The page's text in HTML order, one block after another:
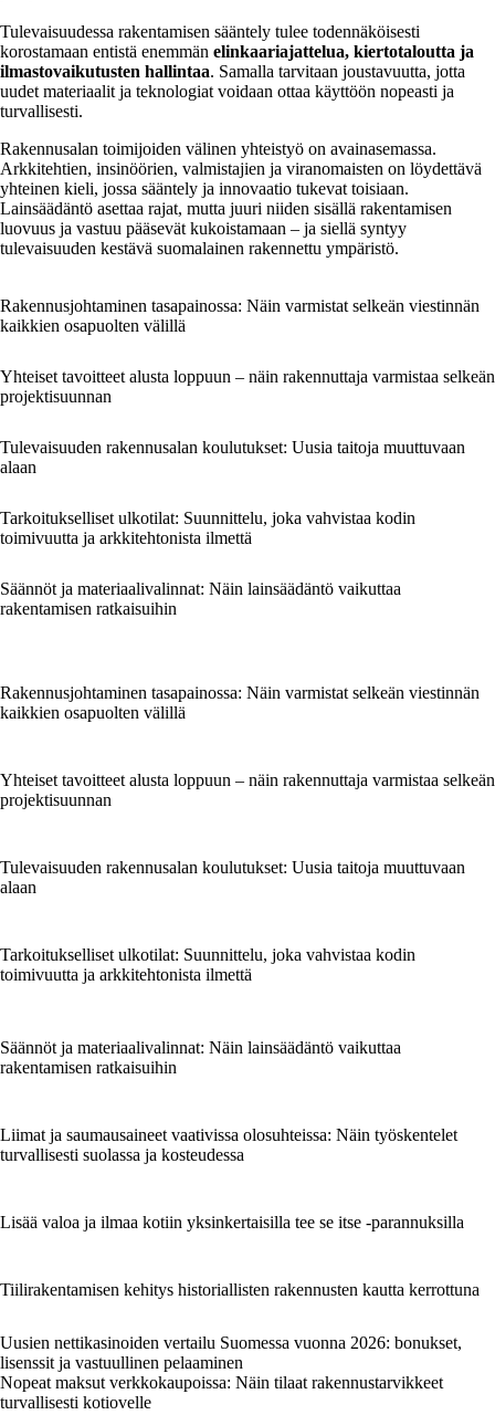
Tulevaisuudessa rakentamisen sääntely tulee todennäköisesti
korostamaan entistä enemmän elinkaariajattelua, kiertotaloutta ja
ilmastovaikutusten hallintaa. Samalla tarvitaan joustavuutta, jotta
uudet materiaalit ja teknologiat voidaan ottaa käyttöön nopeasti ja
turvallisesti.
Rakennusalan toimijoiden välinen yhteistyö on avainasemassa.
Arkkitehtien, insinöörien, valmistajien ja viranomaisten on löydettävä
yhteinen kieli, jossa sääntely ja innovaatio tukevat toisiaan.
Lainsäädäntö asettaa rajat, mutta juuri niiden sisällä rakentamisen
luovuus ja vastuu pääsevät kukoistamaan – ja siellä syntyy
tulevaisuuden kestävä suomalainen rakennettu ympäristö.
Rakennusjohtaminen tasapainossa: Näin varmistat selkeän viestinnän
kaikkien osapuolten välillä
Yhteiset tavoitteet alusta loppuun – näin rakennuttaja varmistaa selkeän
projektisuunnan
Tulevaisuuden rakennusalan koulutukset: Uusia taitoja muuttuvaan
alaan
Tarkoitukselliset ulkotilat: Suunnittelu, joka vahvistaa kodin
toimivuutta ja arkkitehtonista ilmettä
Säännöt ja materiaalivalinnat: Näin lainsäädäntö vaikuttaa
rakentamisen ratkaisuihin
Rakennusjohtaminen tasapainossa: Näin varmistat selkeän viestinnän
kaikkien osapuolten välillä
Yhteiset tavoitteet alusta loppuun – näin rakennuttaja varmistaa selkeän
projektisuunnan
Tulevaisuuden rakennusalan koulutukset: Uusia taitoja muuttuvaan
alaan
Tarkoitukselliset ulkotilat: Suunnittelu, joka vahvistaa kodin
toimivuutta ja arkkitehtonista ilmettä
Säännöt ja materiaalivalinnat: Näin lainsäädäntö vaikuttaa
rakentamisen ratkaisuihin
Liimat ja saumausaineet vaativissa olosuhteissa: Näin työskentelet
turvallisesti suolassa ja kosteudessa
Lisää valoa ja ilmaa kotiin yksinkertaisilla tee se itse -parannuksilla
Tiilirakentamisen kehitys historiallisten rakennusten kautta kerrottuna
Uusien nettikasinoiden vertailu Suomessa vuonna 2026: bonukset,
lisenssit ja vastuullinen pelaaminen
Nopeat maksut verkkokaupoissa: Näin tilaat rakennustarvikkeet
turvallisesti kotiovelle